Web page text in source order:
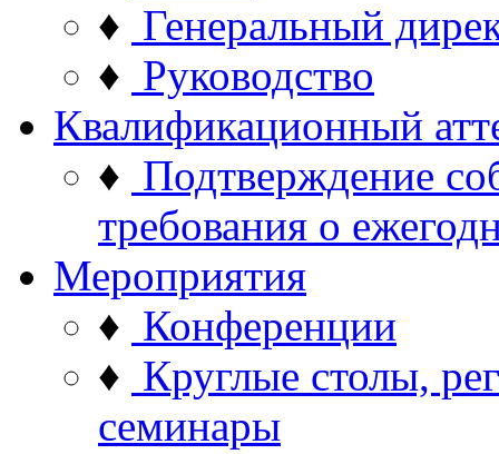
♦ Генеральный
♦ Руководство
Квалификационный
♦ Подтверждение
требования о
Мероприятия
♦ Конференции
♦ Круглые столы,
семинары